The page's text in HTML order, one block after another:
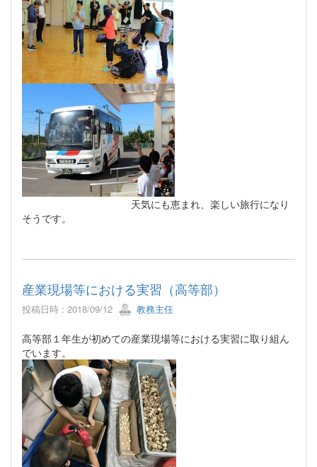
天気にも恵まれ、楽しい旅行になり
そうです。
産業現場等における実習（高等部）
投稿日時 : 2018/09/12 教務主任
高等部１年生が初めての産業現場等における実習に取り組ん
でいます。